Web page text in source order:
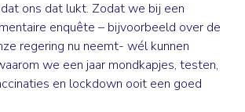
ons dat lukt. Zodat we bij een
enquête – bijvoorbeeld over de
regering nu neemt- wél kunnen
we een jaar mondkapjes, testen,
en lockdown ooit een goed